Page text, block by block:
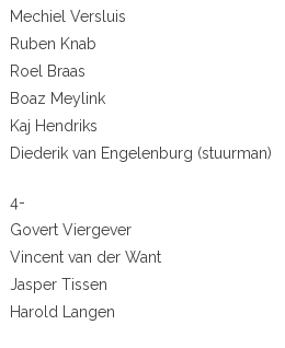
Mechiel Versluis
Ruben Knab
Roel Braas
Boaz Meylink
Kaj Hendriks
Diederik van Engelenburg (stuurman)
4-
Govert Viergever
Vincent van der Want
Jasper Tissen
Harold Langen